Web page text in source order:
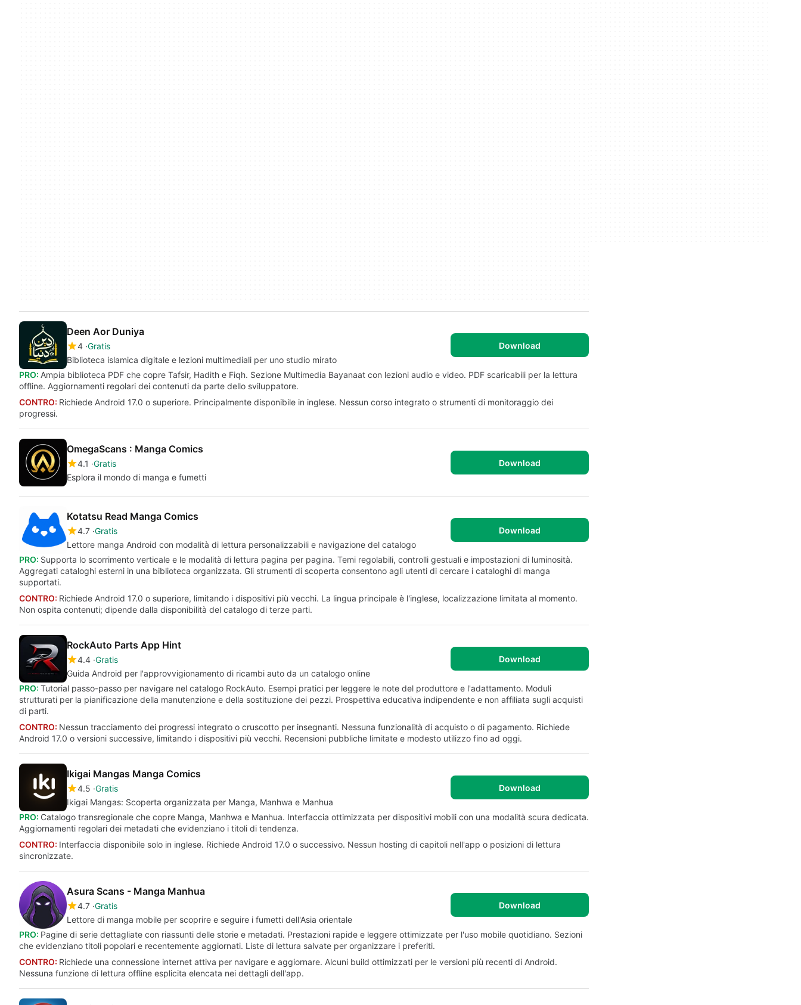
Deen Aor Duniya
4 Gratis
Biblioteca islamica digitale e lezioni multimediali per uno studio mirato
Download
PRO: Ampia biblioteca PDF che copre Tafsir, Hadith e Fiqh. Sezione Multimedia Bayanaat con lezioni audio e video. PDF scaricabili per la lettura
offline. Aggiornamenti regolari dei contenuti da parte dello sviluppatore.
CONTRO: Richiede Android 17.0 o superiore. Principalmente disponibile in inglese. Nessun corso integrato o strumenti di monitoraggio dei
progressi.
OmegaScans : Manga Comics
4.1 Gratis
Esplora il mondo di manga e fumetti
Download
Kotatsu Read Manga Comics
4.7 Gratis
Lettore manga Android con modalità di lettura personalizzabili e navigazione del catalogo
Download
PRO: Supporta lo scorrimento verticale e le modalità di lettura pagina per pagina. Temi regolabili, controlli gestuali e impostazioni di luminosità.
Aggregati cataloghi esterni in una biblioteca organizzata. Gli strumenti di scoperta consentono agli utenti di cercare i cataloghi di manga
supportati.
CONTRO: Richiede Android 17.0 o superiore, limitando i dispositivi più vecchi. La lingua principale è l'inglese, localizzazione limitata al momento.
Non ospita contenuti; dipende dalla disponibilità del catalogo di terze parti.
RockAuto Parts App Hint
4.4 Gratis
Guida Android per l'approvvigionamento di ricambi auto da un catalogo online
Download
PRO: Tutorial passo-passo per navigare nel catalogo RockAuto. Esempi pratici per leggere le note del produttore e l'adattamento. Moduli
strutturati per la pianificazione della manutenzione e della sostituzione dei pezzi. Prospettiva educativa indipendente e non affiliata sugli acquisti
di parti.
CONTRO: Nessun tracciamento dei progressi integrato o cruscotto per insegnanti. Nessuna funzionalità di acquisto o di pagamento. Richiede
Android 17.0 o versioni successive, limitando i dispositivi più vecchi. Recensioni pubbliche limitate e modesto utilizzo fino ad oggi.
Ikigai Mangas Manga Comics
4.5 Gratis
Ikigai Mangas: Scoperta organizzata per Manga, Manhwa e Manhua
Download
PRO: Catalogo transregionale che copre Manga, Manhwa e Manhua. Interfaccia ottimizzata per dispositivi mobili con una modalità scura dedicata.
Aggiornamenti regolari dei metadati che evidenziano i titoli di tendenza.
CONTRO: Interfaccia disponibile solo in inglese. Richiede Android 17.0 o successivo. Nessun hosting di capitoli nell'app o posizioni di lettura
sincronizzate.
Asura Scans - Manga Manhua
4.7 Gratis
Lettore di manga mobile per scoprire e seguire i fumetti dell'Asia orientale
Download
PRO: Pagine di serie dettagliate con riassunti delle storie e metadati. Prestazioni rapide e leggere ottimizzate per l'uso mobile quotidiano. Sezioni
che evidenziano titoli popolari e recentemente aggiornati. Liste di lettura salvate per organizzare i preferiti.
CONTRO: Richiede una connessione internet attiva per navigare e aggiornare. Alcuni build ottimizzati per le versioni più recenti di Android.
Nessuna funzione di lettura offline esplicita elencata nei dettagli dell'app.